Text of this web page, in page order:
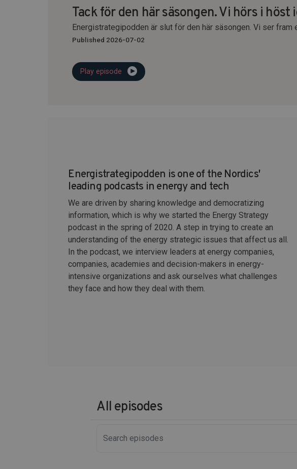
Tack för den här säsongen. Vi hörs i höst
Energistrategipodden är slut för den här säsongen. Vi ser
Published 2026-07-02
Play episode
Energistrategipodden is one of the Nordics'
leading podcasts in energy and tech
We are driven by sharing knowledge and democratizing
information, which is why we started the Energy Strategy
podcast in the spring of 2020. A step in trying to create an
understanding of the energy strategic issues that affect us all.
In the podcast, we interview leaders at energy companies,
companies, academies and decision-makers in energy-
intensive organizations and ask ourselves what challenges
they face and how they deal with them.
All episodes